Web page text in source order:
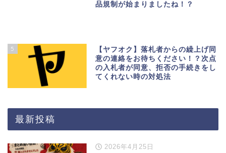
品規制が始まりましたね！？
5
【ヤフオク】落札者からの繰上げ同
意の連絡をお待ちください！？次点
の入札者が同意、拒否の手続きをし
てくれない時の対処法
最新投稿
2026年4月25日